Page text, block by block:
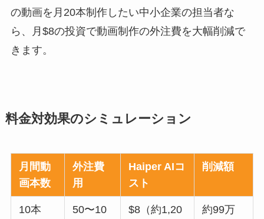
の動画を月20本制作したい中小企業の担当者な
ら、月$8の投資で動画制作の外注費を大幅削減で
きます。
料金対効果のシミュレーション
月間動
画本数
外注費
用
Haiper AIコ
スト
削減額
10本
50〜10
$8（約1,20
約99万